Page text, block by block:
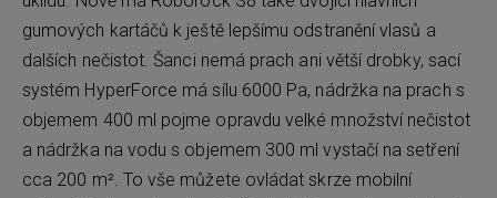
gumových kartáčů k ještě lepšímu odstranění vlasů a
dalších nečistot. Šanci nemá prach ani větší drobky, sací
systém HyperForce má sílu 6000 Pa, nádržka na prach s
objemem 400 ml pojme opravdu velké množství nečistot
a nádržka na vodu s objemem 300 ml vystačí na setření
cca 200 m². To vše můžete ovládat skrze mobilní